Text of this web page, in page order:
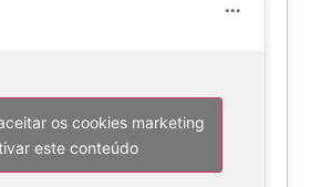
os cookies marketing
este conteúdo